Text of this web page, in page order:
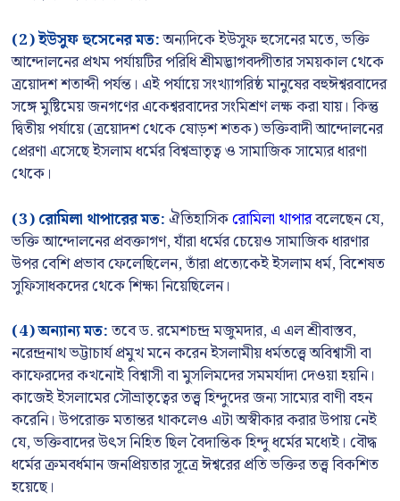
(2) ইউসুফ হুসেনের মত:অন্যদিকে ইউসুফ হুসেনের মতে, ভক্তি
আন্দোলনের প্রথম পর্যায়টির পরিধি শ্রীমদ্ভাগবদ্গীতার সময়কাল থেকে
ত্রয়োদশ শতাব্দী পর্যন্ত। এই পর্যায়ে সংখ্যাগরিষ্ঠ মানুষের বহুঈশ্বরবাদের
সঙ্গে মুষ্টিমেয় জনগণের একেশ্বরবাদের সংমিশ্রণ লক্ষ করা যায়। কিন্তু
দ্বিতীয় পর্যায়ে (ত্রয়োদশ থেকে ষোড়শ শতক) ভক্তিবাদী আন্দোলনের
প্রেরণা এসেছে ইসলাম ধর্মের বিশ্বভ্রাতৃত্ব ও সামাজিক সাম্যের ধারণা
থেকে।
(3) রোমিলা থাপারের মত:ঐতিহাসিকরোমিলা থাপারবলেছেন যে,
ভক্তি আন্দোলনের প্রবক্তাগণ, যাঁরা ধর্মের চেয়েও সামাজিক ধারণার
উপর বেশি প্রভাব ফেলেছিলেন, তাঁরা প্রত্যেকেই ইসলাম ধর্ম, বিশেষত
সুফিসাধকদের থেকে শিক্ষা নিয়েছিলেন।
(4) অন্যান্য মত:তবে ড. রমেশচন্দ্র মজুমদার, এ এল শ্রীবাস্তব,
নরেন্দ্রনাথ ভট্টাচার্য প্রমুখ মনে করেন ইসলামীয় ধর্মতত্ত্বে অবিশ্বাসী বা
কাফেরদের কখনোই বিশ্বাসী বা মুসলিমদের সমমর্যাদা দেওয়া হয়নি।
কাজেই ইসলামের সৌভ্রাতৃত্বের তত্ত্ব হিন্দুদের জন্য সাম্যের বাণী বহন
করেনি। উপরোক্ত মতান্তর থাকলেও এটা অস্বীকার করার উপায় নেই
যে, ভক্তিবাদের উৎস নিহিত ছিল বৈদান্তিক হিন্দু ধর্মের মধ্যেই। বৌদ্ধ
ধর্মের ক্রমবর্ধমান জনপ্রিয়তার সূত্রে ঈশ্বরের প্রতি ভক্তির তত্ত্ব বিকশিত
হয়েছে।